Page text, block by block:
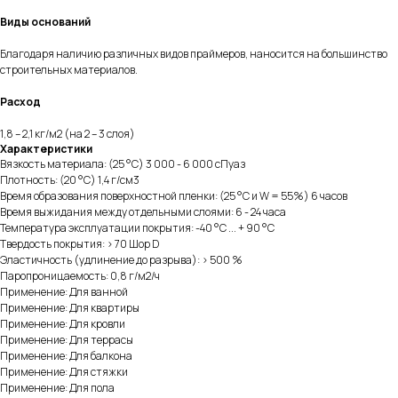
Виды оснований
Благодаря наличию различных видов праймеров, наносится на большинство
строительных материалов.
Расход
1,8 – 2,1 кг/м2 (на 2 – 3 слоя)
Характеристики
Вязкость материала: (25 °С) 3 000 - 6 000 сПуаз
Плотность: (20 °С) 1,4 г/см3
Время образования поверхностной пленки: (25 °С и W = 55%) 6 часов
Время выжидания между отдельными слоями: 6 - 24 часа
Температура эксплуатации покрытия: -40 °С ... + 90 °С
Твердость покрытия: > 70 Шор D
Эластичность (удлинение до разрыва): > 500 %
Паропроницаемость: 0,8 г/м2/ч
Применение: Для ванной
Применение: Для квартиры
Применение: Для кровли
Применение: Для террасы
Применение: Для балкона
Применение: Для стяжки
Применение: Для пола